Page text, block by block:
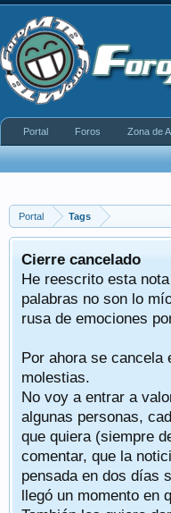
Portal Tags
Cierre cancelado
He reescrito esta
palabras no son lo
rusa de emociones
Por ahora se cancela
molestias.
No voy a entrar a
algunas personas,
que quiera (siempre
comentar, que la
pensada en dos días
llegó un momento en
Portal Foros Zona de